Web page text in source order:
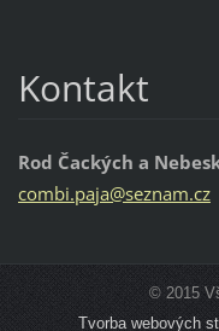
Kontakt
Rod Čackých a
combi.paja@seznam.cz
© 2015
Tvorba webových